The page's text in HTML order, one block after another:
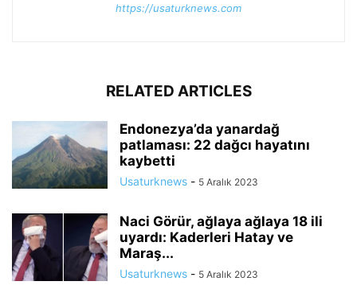
https://usaturknews.com
RELATED ARTICLES
Endonezya’da yanardağ
patlaması: 22 dağcı hayatını
kaybetti
Usaturknews - 5 Aralık 2023
Naci Görür, ağlaya ağlaya 18 ili
uyardı: Kaderleri Hatay ve
Maraş...
Usaturknews - 5 Aralık 2023